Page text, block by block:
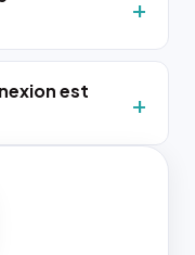
est